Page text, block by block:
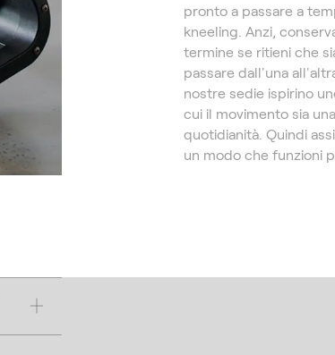
pronto a passare a
kneeling. Anzi,
termine se ritieni che
passare dall'una
nostre sedie ispirino
cui il movimento sia
quotidianità. Quindi
un modo che funzioni